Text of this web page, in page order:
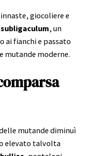
giocoliere e
subligaculum, un
fianchi e passato
mutande moderne.
mutande diminuì
elevato talvolta